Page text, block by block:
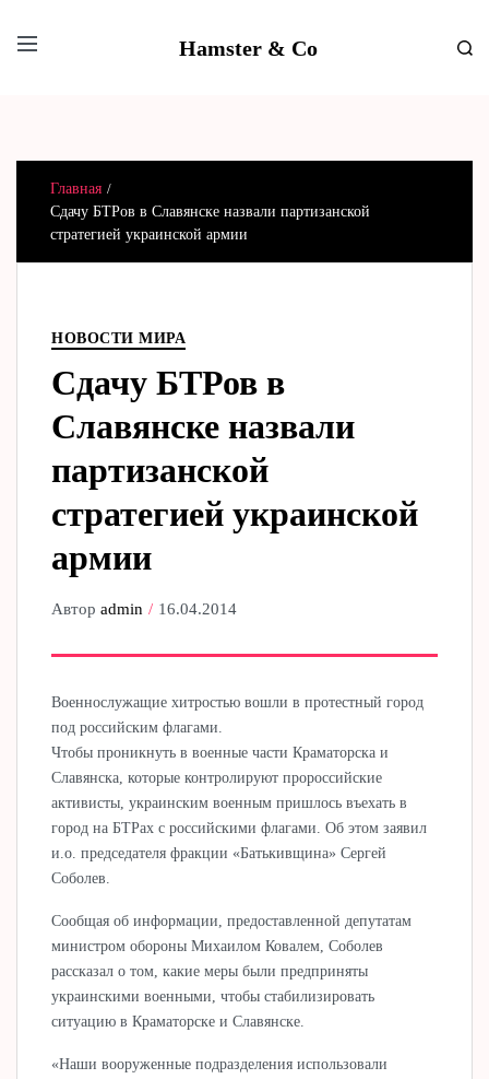
Hamster & Co
Главная
Сдачу БТРов в Славянске назвали партизанской
стратегией украинской армии
НОВОСТИ МИРА
Сдачу БТРов в
Славянске назвали
партизанской
стратегией украинской
армии
Авторadmin 16.04.2014
Военнослужащие хитростью вошли в протестный город
под российским флагами.
Чтобы проникнуть в военные части Краматорска и
Славянска, которые контролируют пророссийские
активисты, украинским военным пришлось въехать в
город на БТРах с российскими флагами. Об этом заявил
и.о. председателя фракции «Батькивщина» Сергей
Соболев.
Сообщая об информации, предоставленной депутатам
министром обороны Михаилом Ковалем, Соболев
рассказал о том, какие меры были предприняты
украинскими военными, чтобы стабилизировать
ситуацию в Краматорске и Славянске.
«Наши вооруженные подразделения использовали